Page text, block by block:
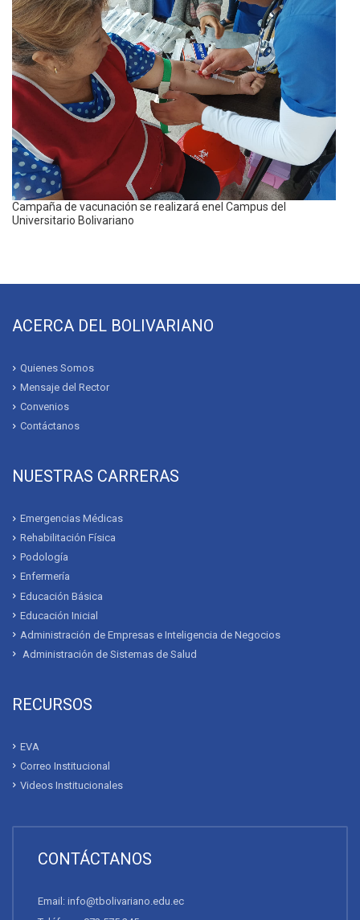
Campaña de vacunación se realizará enel Campus del
Universitario Bolivariano
ACERCA DEL BOLIVARIANO
Quienes Somos
Mensaje del Rector
Convenios
Contáctanos
NUESTRAS CARRERAS
Emergencias Médicas
Rehabilitación Física
Podología
Enfermería
Educación Básica
Educación Inicial
Administración de Empresas e Inteligencia de Negocios
Administración de Sistemas de Salud
RECURSOS
EVA
Correo Institucional
Videos Institucionales
CONTÁCTANOS
Email: info@tbolivariano.edu.ec